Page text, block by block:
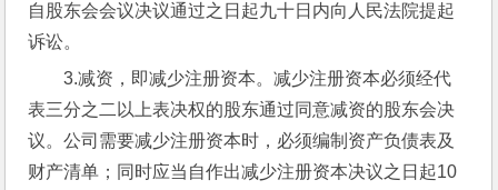
自股东会会议决议通过之日起九十日内向人民法院提起
诉讼。
3.减资，即减少注册资本。减少注册资本必须经代
表三分之二以上表决权的股东通过同意减资的股东会决
议。公司需要减少注册资本时，必须编制资产负债表及
财产清单；同时应当自作出减少注册资本决议之日起10